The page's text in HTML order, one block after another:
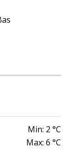
Min: 2 °C
Max: 6 °C